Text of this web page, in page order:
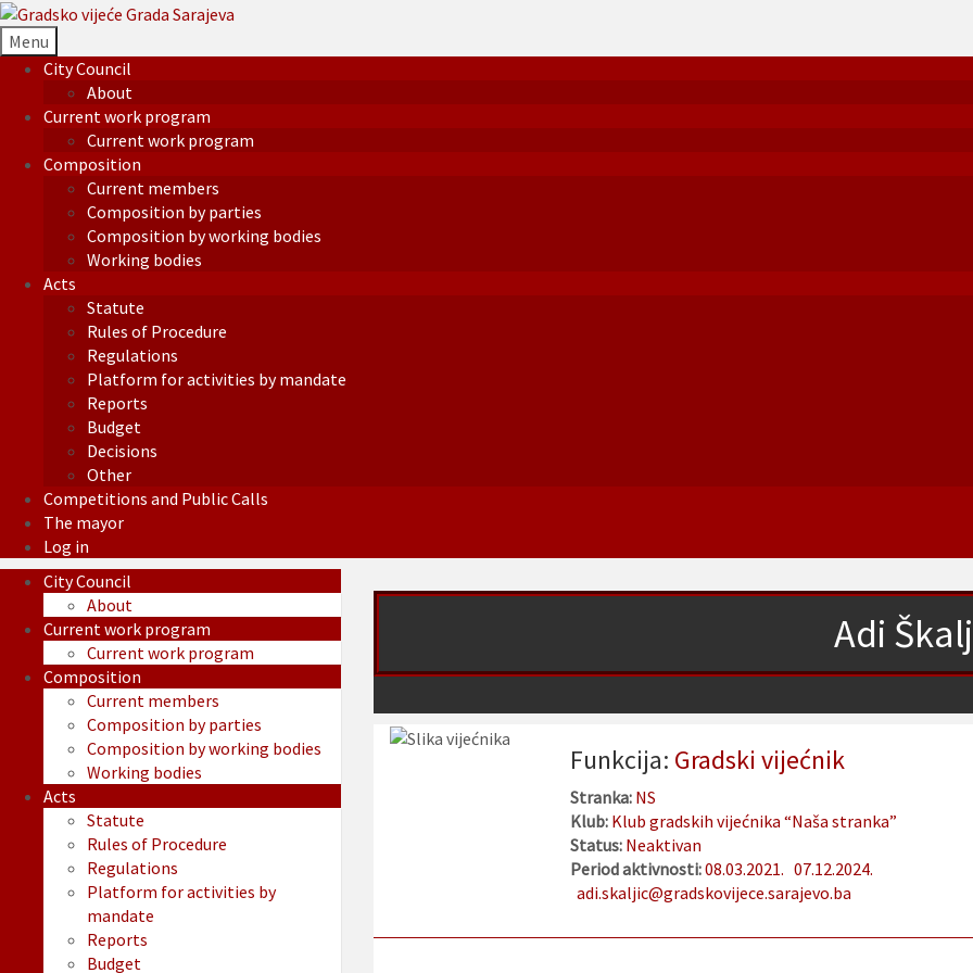
Menu
City Council
About
Current work program
Current work program
Composition
Current members
Composition by parties
Composition by working bodies
Working bodies
Acts
Statute
Rules of Procedure
Regulations
Platform for activities by mandate
Reports
Budget
Decisions
Other
Competitions and Public Calls
The mayor
Log in
Adi
Funkcija: Gradski vijećnik
Stranka: NS
Klub: Klub gradskih vijećnika “Naša stranka”
Status: Neaktivan
Period aktivnosti:08.03.2021. 07.12.2024.
adi.skaljic@gradskovijece.sarajevo.ba
City Council
About
Current work program
Current work program
Composition
Current members
Composition by parties
Composition by working bodies
Working bodies
Acts
Statute
Rules of Procedure
Regulations
Platform for activities by
mandate
Reports
Budget